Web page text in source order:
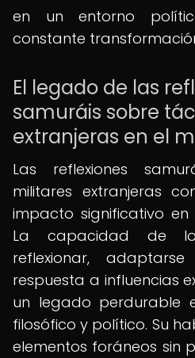
en un entorno
constante
El legado de las
samuráis sobre
extranjeras en el
Las reflexiones
militares extranjeras
impacto significativo
La capacidad de
reflexionar,
respuesta a influencias
un legado perdurable
filosófico y político. Su
elementos foráneos sin